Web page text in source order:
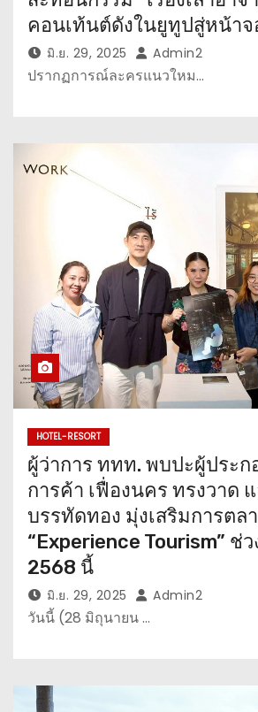
คอนเท้นต์ดังในยูทูปสู่หน้าจ
มิ.ย. 29, 2025 Admin2
ปรากฏการณ์ละครแนวใหม…
HOTEL-RESORT
ผู้ว่าการ ททท. พบปะผู้ประก
การค้า เฟื่องนคร ทรงวาด
บรรทัดทอง มุ่งเสริมการตล
“Experience Tourism” ช่
2568 นี้
มิ.ย. 29, 2025 Admin2
วันนี้ (28 มิถุนายน …